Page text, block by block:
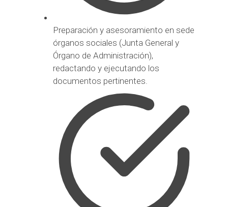
Preparación y asesoramiento en sede
órganos sociales (Junta General y
Órgano de Administración),
redactando y ejecutando los
documentos pertinentes.